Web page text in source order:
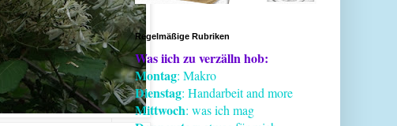
Regelmäßige Rubriken
Was iich zu verzälln hob:
Montag: Makro
Dienstag: Handarbeit and more
Mittwoch: was ich mag